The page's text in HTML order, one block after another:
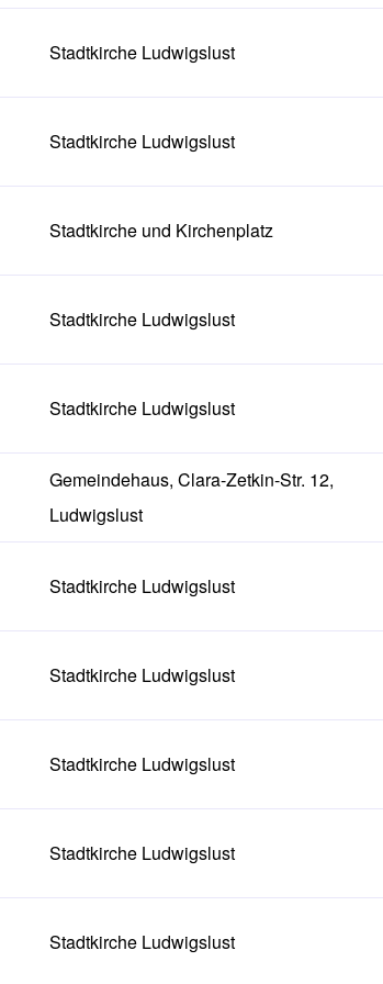
Stadtkirche Ludwigslust
Stadtkirche Ludwigslust
Stadtkirche und Kirchenplatz
Stadtkirche Ludwigslust
Stadtkirche Ludwigslust
Gemeindehaus, Clara-Zetkin-Str. 12,
Ludwigslust
Stadtkirche Ludwigslust
Stadtkirche Ludwigslust
Stadtkirche Ludwigslust
Stadtkirche Ludwigslust
Stadtkirche Ludwigslust